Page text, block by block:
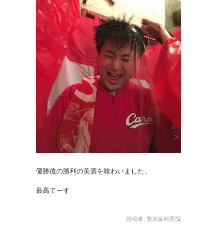
優勝後の勝利の美酒を味わいました。
最高てーす
投稿者: 熊沢歯科医院